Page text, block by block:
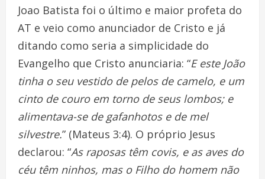
Joao Batista foi o último e maior profeta do
AT e veio como anunciador de Cristo e já
ditando como seria a simplicidade do
Evangelho que Cristo anunciaria: “E este João
tinha o seu vestido de pelos de camelo, e um
cinto de couro em torno de seus lombos; e
alimentava-se de gafanhotos e de mel
silvestre.” (Mateus 3:4). O próprio Jesus
declarou: “As raposas têm covis, e as aves do
céu têm ninhos, mas o Filho do homem não